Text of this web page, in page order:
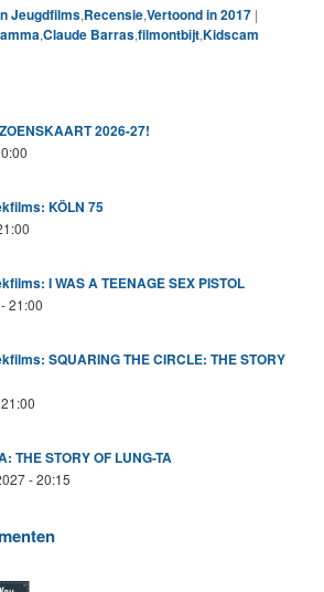
Jeugdfilms,Recensie,Vertoond in 2017 |
,Claude Barras,filmontbijt,Kidscam
2026-27!
KÖLN 75
I WAS A TEENAGE SEX PISTOL
21:00
SQUARING THE CIRCLE: THE STORY
THE STORY OF LUNG-TA
- 20:15